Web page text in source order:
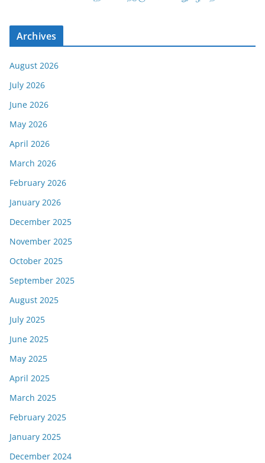
Archives
August 2026
July 2026
June 2026
May 2026
April 2026
March 2026
February 2026
January 2026
December 2025
November 2025
October 2025
September 2025
August 2025
July 2025
June 2025
May 2025
April 2025
March 2025
February 2025
January 2025
December 2024